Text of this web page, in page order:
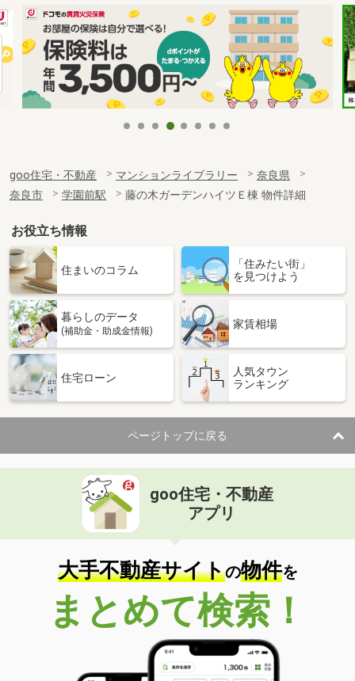
goo住宅・不動産 マンションライブラリー
奈良県
奈良市
学園前駅 藤の木ガーデンハイツＥ棟 物件詳細
お役立ち情報
住まいのコラム
「住みたい街」
を見つけよう
暮らしのデータ
(補助金・助成金情報)
家賃相場
住宅ローン
人気タウン
ランキング
ページトップに戻る
goo住宅・不動産
アプリ
大手不動産サイトの物件を
まとめて検索！